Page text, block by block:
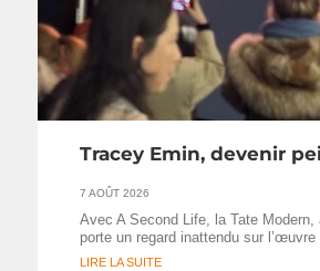
Tracey Emin, devenir
7 AOÛT 2026
Avec A Second Life, la Tate Modern,
porte un regard inattendu sur
LIRE LA SUITE